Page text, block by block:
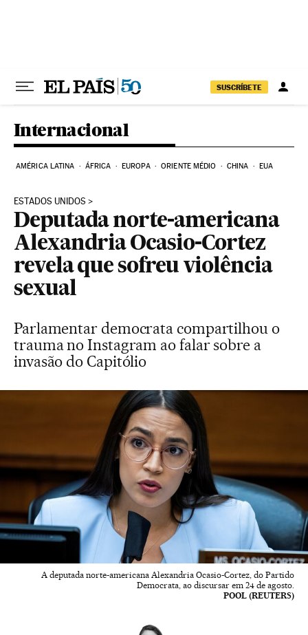
SUSCRÍBETE
Internacional
AMÉRICA LATINA ÁFRICA EUROPA ORIENTE MÉDIO CHINA EUA
ESTADOS UNIDOS
Deputada norte-americana
Alexandria Ocasio-Cortez
revela que sofreu violência
sexual
Parlamentar democrata compartilhou o
trauma no Instagram ao falar sobre a
invasão do Capitólio
A deputada norte-americana Alexandria Ocasio-Cortez, do Partido
Democrata, ao discursar em 24 de agosto.
POOL (REUTERS)